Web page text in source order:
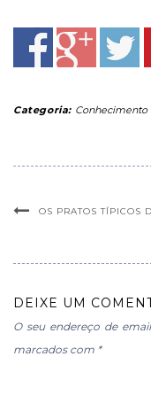
Categoria: Conhecimento
OS PRATOS TÍPICOS
DEIXE UM
O seu endereço de
marcados com *